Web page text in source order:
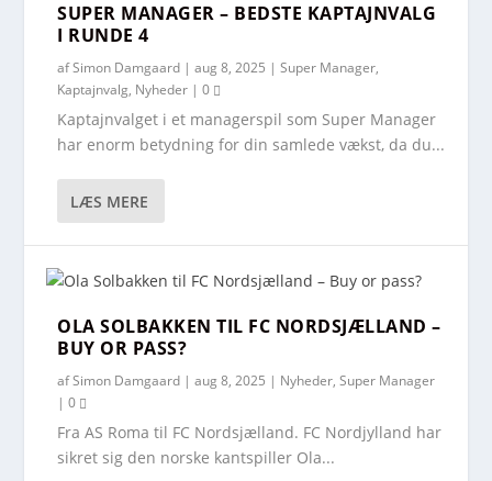
SUPER MANAGER – BEDSTE KAPTAJNVALG
I RUNDE 4
afSimon Damgaard |aug 8, 2025 |Super Manager,
Kaptajnvalg, Nyheder |0
Kaptajnvalget i et managerspil som Super Manager
har enorm betydning for din samlede vækst, da du...
LÆS MERE
OLA SOLBAKKEN TIL FC NORDSJÆLLAND –
BUY OR PASS?
afSimon Damgaard |aug 8, 2025 | Nyheder,Super Manager
|0
Fra AS Roma til FC Nordsjælland. FC Nordjylland har
sikret sig den norske kantspiller Ola...